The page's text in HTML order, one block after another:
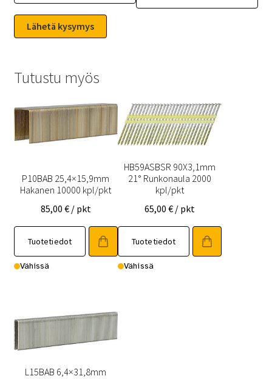
Tutustu myös
P10BAB 25,4×15,9mm
Hakanen 10000 kpl/pkt
85,00 € / pkt
Tuotetiedot
Vähissä
HB59ASBSR 90X3,1mm
21° Runkonaula 2000
kpl/pkt
65,00€ / pkt
Tuotetiedot
Vähissä
L15BAB 6,4×31,8mm